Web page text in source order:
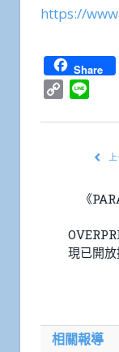
https://
Share
Copy
《
現已開
相關報導